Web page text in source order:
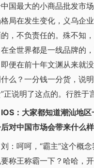
国最大的小商品批发市
局在发生变化，义乌企
的，不负责任的。殊不知
全世界都是一线品牌的
便在前十年文渊从来就
么？一分钱一分货，说
正说明了这点的。行胜于
：大家都知道潮汕地区
对中国市场会带来什么
呵呵，“霸主”这个概念
称王称霸一下？哈哈，